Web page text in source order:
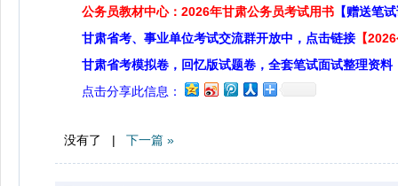
公务员教材中心：2026年甘肃公务员考试用书 【赠送笔
甘肃省考、事业单位考试交流群开放中，点击链接 【
甘肃省考模拟卷，回忆版试题卷，全套笔试面试整理资料
点击分享此信息：
没有了 | 下一篇 »